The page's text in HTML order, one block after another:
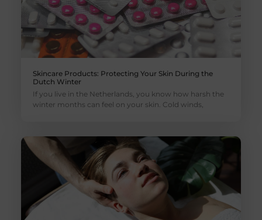
Skincare Products: Protecting Your Skin During the
Dutch Winter
If you live in the Netherlands, you know how harsh the
winter months can feel on your skin. Cold winds,